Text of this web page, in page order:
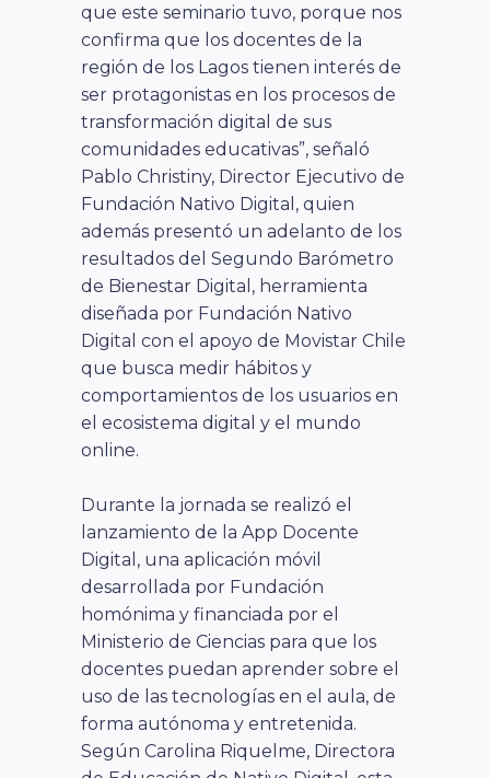
que este seminario tuvo, porque nos
confirma que los docentes de la
región de los Lagos tienen interés de
ser protagonistas en los procesos de
transformación digital de sus
comunidades educativas”, señaló
Pablo Christiny, Director Ejecutivo de
Fundación Nativo Digital, quien
además presentó un adelanto de los
resultados del Segundo Barómetro
de Bienestar Digital, herramienta
diseñada por Fundación Nativo
Digital con el apoyo de Movistar Chile
que busca medir hábitos y
comportamientos de los usuarios en
el ecosistema digital y el mundo
online.
Durante la jornada se realizó el
lanzamiento de la App Docente
Digital, una aplicación móvil
desarrollada por Fundación
homónima y financiada por el
Ministerio de Ciencias para que los
docentes puedan aprender sobre el
uso de las tecnologías en el aula, de
forma autónoma y entretenida.
Según Carolina Riquelme, Directora